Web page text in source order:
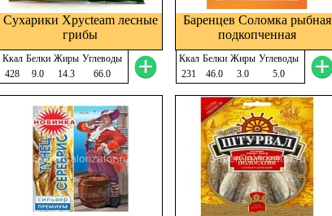
Сухарики Хрусteam лесные
грибы
Ккал Белки Жиры Углеводы
428
9.0 14.3 66.0
Баренцев Соломка рыбная
подкопченная
Ккал Белки Жиры Углеводы
231
46.0 3.0 5.0